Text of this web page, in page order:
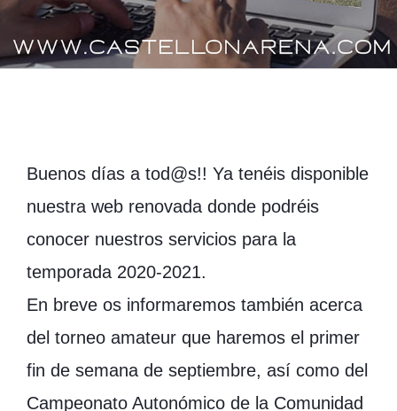
Buenos días a tod@s!! Ya tenéis disponible
nuestra web renovada donde podréis
conocer nuestros servicios para la
temporada 2020-2021.
En breve os informaremos también acerca
del torneo amateur que haremos el primer
fin de semana de septiembre, así como del
Campeonato Autonómico de la Comunidad